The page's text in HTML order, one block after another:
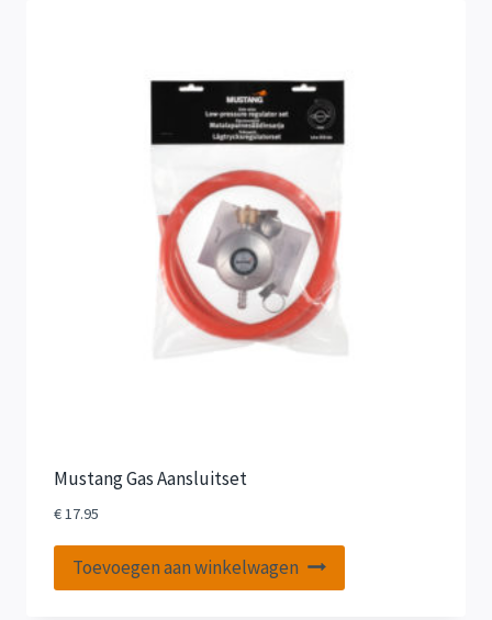
Mustang Gas Aansluitset
€17.95
Toevoegen aan winkelwagen